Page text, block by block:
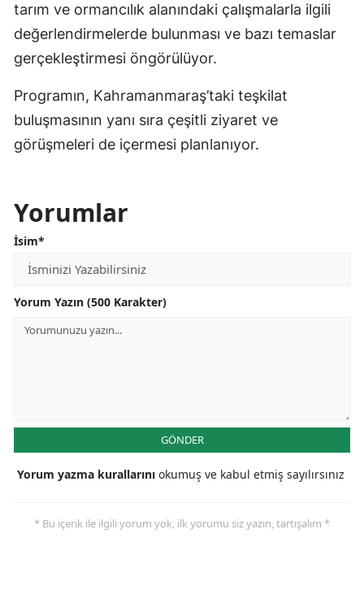
tarım ve ormancılık alanındaki çalışmalarla ilgili
değerlendirmelerde bulunması ve bazı temaslar
gerçekleştirmesi öngörülüyor.
Programın, Kahramanmaraş’taki teşkilat
buluşmasının yanı sıra çeşitli ziyaret ve
görüşmeleri de içermesi planlanıyor.
Yorumlar
İsim*
Yorum Yazın (500 Karakter)
GÖNDER
Yorum yazma kurallarını okumuş ve kabul etmiş sayılırsınız
* Bu içerik ile ilgili yorum yok, ilk yorumu siz yazın, tartışalım *